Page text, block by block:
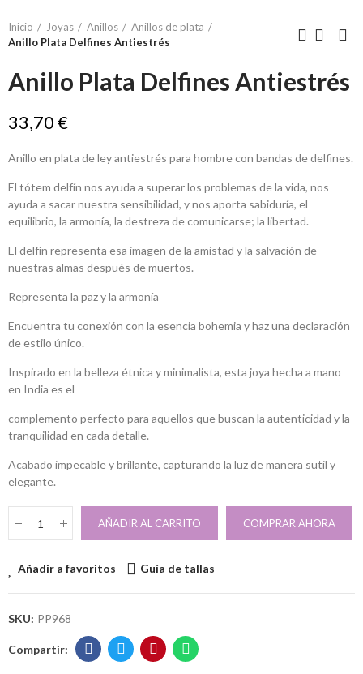
Inicio Joyas Anillos
Anillos de plata
Anillo Plata Delfines Antiestrés
Anillo Plata Delfines Antiestrés
33,70 €
Anillo en plata de ley antiestrés para hombre con bandas de delfines.
El tótem delfín nos ayuda a superar los problemas de la vida, nos
ayuda a sacar nuestra sensibilidad, y nos aporta sabiduría, el
equilibrio, la armonía, la destreza de comunicarse; la libertad.
El delfín representa esa imagen de la amistad y la salvación de
nuestras almas después de muertos.
Representa la paz y la armonía
Encuentra tu conexión con la esencia bohemia y haz una declaración
de estilo único.
Inspirado en la belleza étnica y minimalista, esta joya hecha a mano
en India es el
complemento perfecto para aquellos que buscan la autenticidad y la
tranquilidad en cada detalle.
Acabado impecable y brillante, capturando la luz de manera sutil y
elegante.
AÑADIR AL CARRITO COMPRAR AHORA
Añadir a favoritos Guía de tallas
SKU: PP968